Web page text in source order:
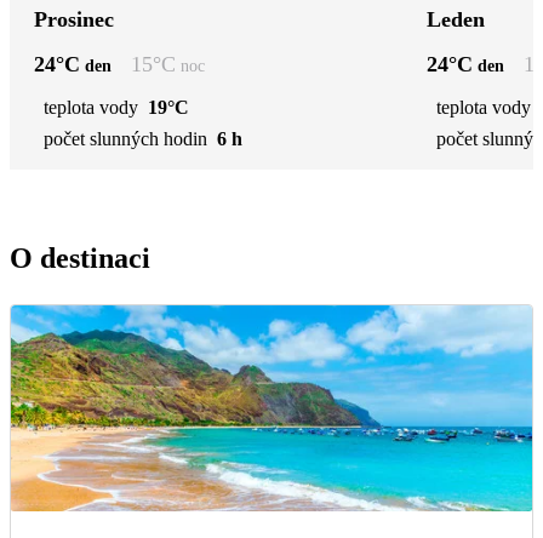
Prosinec
24°C den 15°C noc
teplota vody 19°C
počet slunných hodin 6 h
Leden
24°C den
teplota vody
počet
O destinaci